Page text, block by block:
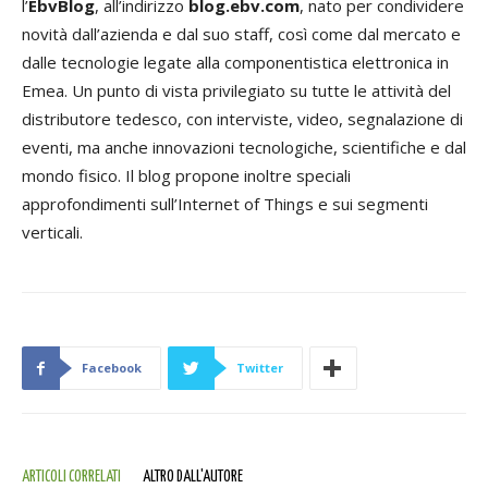
l’EbvBlog, all’indirizzo blog.ebv.com, nato per condividere
novità dall’azienda e dal suo staff, così come dal mercato e
dalle tecnologie legate alla componentistica elettronica in
Emea. Un punto di vista privilegiato su tutte le attività del
distributore tedesco, con interviste, video, segnalazione di
eventi, ma anche innovazioni tecnologiche, scientifiche e dal
mondo fisico. Il blog propone inoltre speciali
approfondimenti sull’Internet of Things e sui segmenti
verticali.
Facebook Twitter
ARTICOLI CORRELATI ALTRO DALL'AUTORE